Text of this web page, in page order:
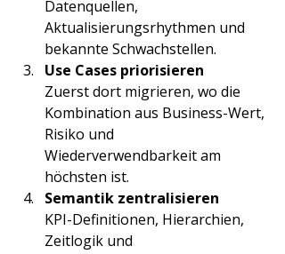
Datenquellen,
Aktualisierungsrhythmen und
bekannte Schwachstellen.
Use Cases priorisieren
Zuerst dort migrieren, wo die
Kombination aus Business-Wert,
Risiko und
Wiederverwendbarkeit am
höchsten ist.
Semantik zentralisieren
KPI-Definitionen, Hierarchien,
Zeitlogik und